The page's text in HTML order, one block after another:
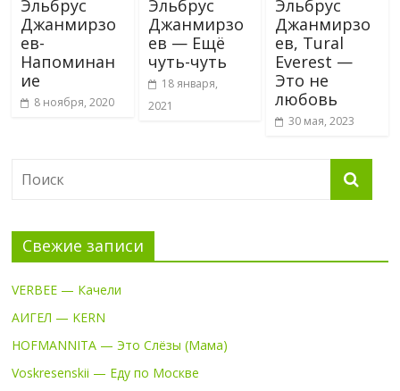
Эльбрус
Джанмирзо
ев-
Напоминан
ие
8 ноября, 2020
Эльбрус
Джанмирзо
ев — Ещё
чуть-чуть
18 января,
2021
Эльбрус
Джанмирзо
ев, Tural
Everest —
Это не
любовь
30 мая, 2023
Свежие записи
VERBEE — Качели
АИГЕЛ — KERN
HOFMANNITA — Это Слёзы (Мама)
Voskresenskii — Еду по Москве